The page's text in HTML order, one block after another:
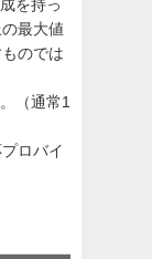
を持っ
最大値
のでは
（通常1
ロバイ